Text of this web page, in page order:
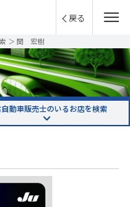
戻る
＞ 関 宏樹
動車販売士のいるお店を検索